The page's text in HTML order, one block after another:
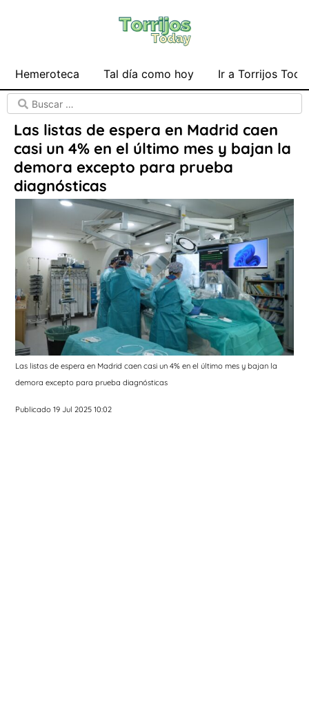
Hemeroteca Tal día como hoy Ir a Torrijos
Las listas de espera en Madrid caen
casi un 4% en el último mes y bajan la
demora excepto para prueba
diagnósticas
Las listas de espera en Madrid caen casi un 4% en el último mes y bajan la
demora excepto para prueba diagnósticas
Publicado 19 Jul 2025 10:02